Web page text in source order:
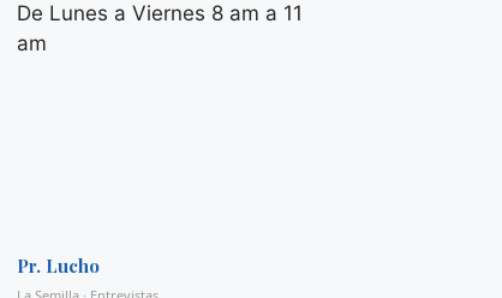
De Lunes a Viernes 8 am a 11
am
Pr. Lucho